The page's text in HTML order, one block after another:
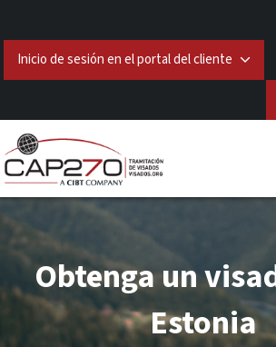
Inicio de sesión en el portal del cliente
Obtenga un
Estonia